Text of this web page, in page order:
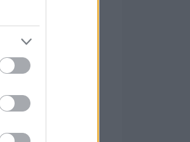
οφειλές με
να
για το
αντιγράφων